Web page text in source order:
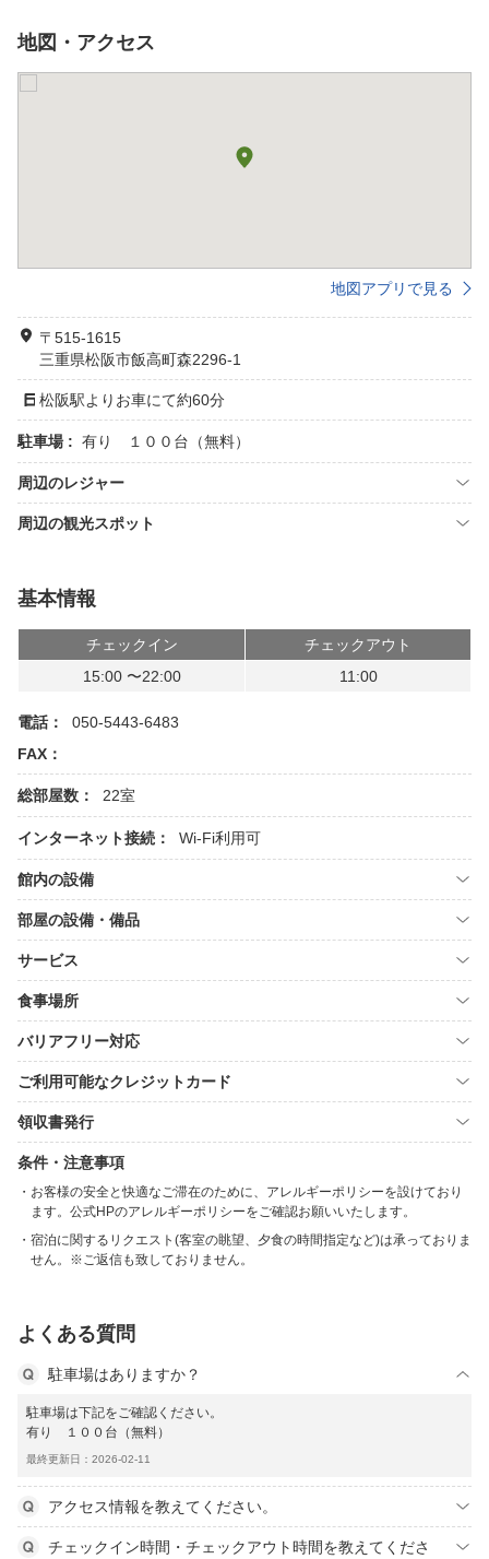
地図・アクセス
地図アプリで見る
〒515-1615
三重県松阪市飯高町森2296-1
松阪駅よりお車にて約60分
駐車場 : 有り １００台（無料）
周辺のレジャー
周辺の観光スポット
基本情報
チェックイン
チェックアウト
15:00 〜22:00
11:00
電話：
050-5443-6483
FAX：
総部屋数： 22室
インターネット接続： Wi-Fi利用可
館内の設備
部屋の設備・備品
サービス
食事場所
バリアフリー対応
ご利用可能なクレジットカード
領収書発行
条件・注意事項
お客様の安全と快適なご滞在のために、アレルギーポリシーを設けており
ます。公式HPのアレルギーポリシーをご確認お願いいたします。
宿泊に関するリクエスト(客室の眺望、夕食の時間指定など)は承っておりま
せん。※ご返信も致しておりません。
よくある質問
駐車場はありますか？
駐車場は下記をご確認ください。
有り １００台（無料）
最終更新日：2026-02-11
アクセス情報を教えてください。
チェックイン時間・チェックアウト時間を教えてくださ